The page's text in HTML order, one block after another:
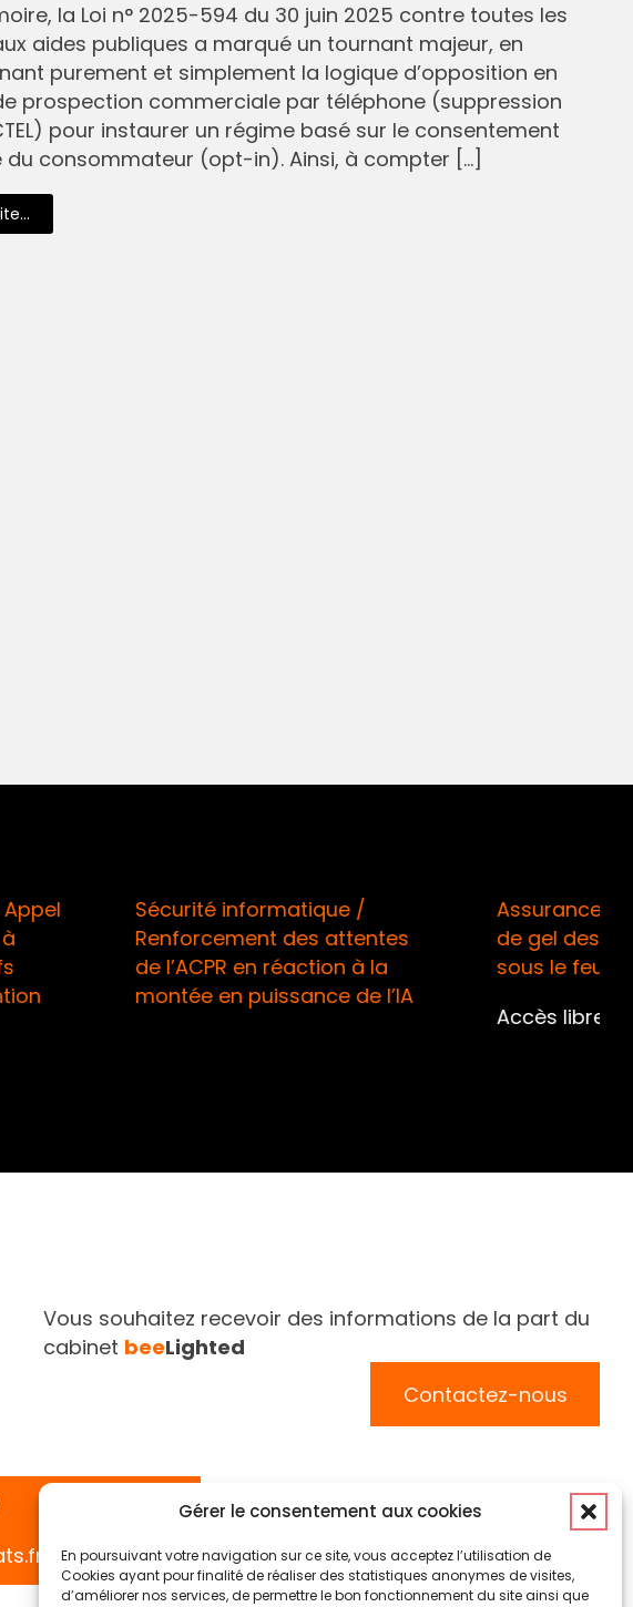
Gérer le consentement aux cookies
En poursuivant votre navigation sur ce site, vous acceptez l’utilisation de
Cookies ayant pour finalité de réaliser des statistiques anonymes de visites,
d’améliorer nos services, de permettre le bon fonctionnement du site ainsi que
la Loi n° 2025-594 du 30 juin 2025 contre toutes les
aides publiques a marqué un tournant majeur, en
purement et simplement la logique d’opposition en
prospection commerciale par téléphone (suppression
pour instaurer un régime basé sur le consentement
du consommateur (opt-in). Ainsi, à compter […]
informatique /
des attentes
en réaction à la
puissance de l’IA
Assurance santé / La mesure
de gel des tarifs 2026 enfin
sous le feu d’une QPC !
Vous souhaitez recevoir des informations de la part du
cabinet beeLighted
Contactez-nous
Suivez-nous